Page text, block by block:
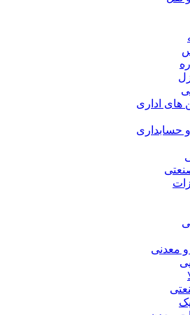
های اداری
حسابداری
و معدنی